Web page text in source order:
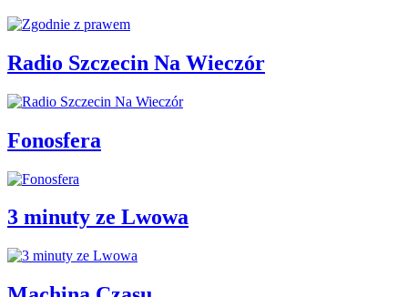
Radio Szczecin Na Wieczór
Fonosfera
3 minuty ze Lwowa